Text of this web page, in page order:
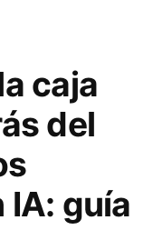
caja
del
IA: guía